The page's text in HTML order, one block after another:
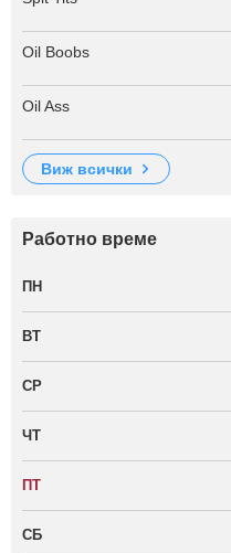
Oil Boobs
Oil Ass
виж всички
Работно време
ПН
ВТ
СР
ЧТ
ПТ
СБ